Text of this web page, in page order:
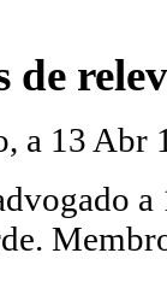
de
a 13 Abr